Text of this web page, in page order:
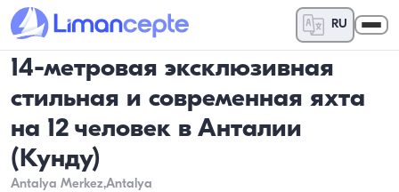
RU
14-метровая эксклюзивная
стильная и современная яхта
на 12 человек в Анталии
(Кунду)
Antalya Merkez,Antalya